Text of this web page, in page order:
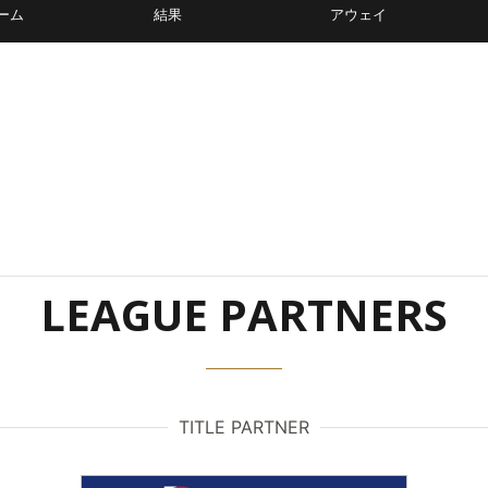
ム 結果 アウェイ
LEAGUE PARTNERS
TITLE PARTNER